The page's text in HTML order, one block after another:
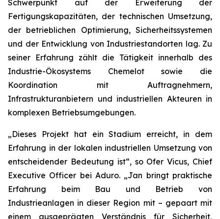
Schwerpunkt auf der Erweiterung der
Fertigungskapazitäten, der technischen Umsetzung,
der betrieblichen Optimierung, Sicherheitssystemen
und der Entwicklung von Industriestandorten lag. Zu
seiner Erfahrung zählt die Tätigkeit innerhalb des
Industrie-Ökosystems Chemelot sowie die
Koordination mit Auftragnehmern,
Infrastrukturanbietern und industriellen Akteuren in
komplexen Betriebsumgebungen.
„Dieses Projekt hat ein Stadium erreicht, in dem
Erfahrung in der lokalen industriellen Umsetzung von
entscheidender Bedeutung ist“, so Ofer Vicus, Chief
Executive Officer bei Aduro. „Jan bringt praktische
Erfahrung beim Bau und Betrieb von
Industrieanlagen in dieser Region mit – gepaart mit
einem ausgeprägten Verständnis für Sicherheit,